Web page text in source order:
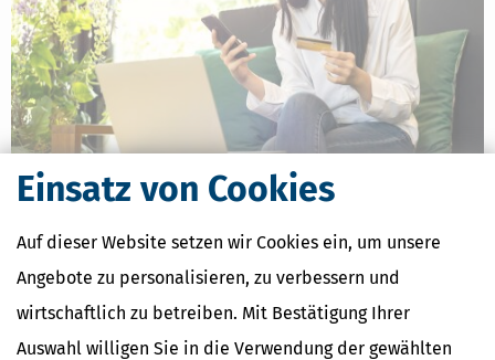
Einsatz von Cookies
Auf dieser Website setzen wir Cookies ein, um unsere
Angebote zu personalisieren, zu verbessern und
wirtschaftlich zu betreiben. Mit Bestätigung Ihrer
Auswahl willigen Sie in die Verwendung der gewählten
Zollfreigrenze für Online-Bestellungen fällt weg: Was sich ab 1. Juli
2026 ändert
24.06.2026, 08:16 Uhr] Ab dem 1. Juli 2026 gilt in der Europäischen
Waren aus Drittländern: Die bisherige Zollfreigrenze für Sendungen
bis 150 Euro entfällt.
mehr